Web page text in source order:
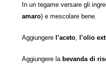
In un tegame versare gli
amaro) e mescolare bene.
Aggiungere l’aceto l’olio
Aggiungere la bevanda di